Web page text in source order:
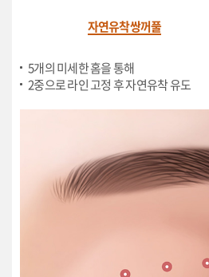
자연유착쌍꺼풀
5개의 미세한 홈을 통해
2중으로 라인 고정 후 자연유착 유도